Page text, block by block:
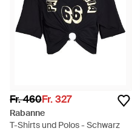
Fr. 460Fr. 327
Rabanne
T-Shirts und Polos - Schwarz